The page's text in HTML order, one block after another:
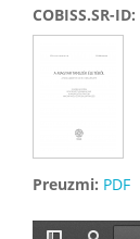
COBISS.SR-ID:
Preuzmi: PDF